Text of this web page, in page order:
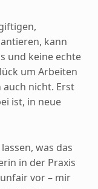
kann
und keine echte
um Arbeiten
nicht. Erst
ist, in neue
was das
in der Praxis
vor – mir